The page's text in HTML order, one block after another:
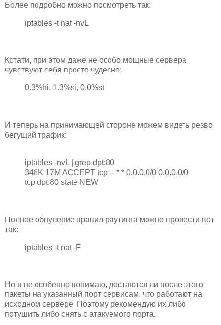
Более подробно можно посмотреть так:
iptables -t nat -nvL
Кстати, при этом даже не особо мощные сервера
чувствуют себя просто чудесно:
0.3%hi, 1.3%si, 0.0%st
И теперь на принимающей стороне можем видеть резво
бегущий трафик:
iptables -nvL | grep dpt:80
348K 17M ACCEPT tcp -- * * 0.0.0.0/0 0.0.0.0/0
tcp dpt:80 state NEW
Полное обнуление правил раутинга можно провести вот
так:
iptables -t nat -F
Но я не особенно понимаю, достаются ли после этого
пакеты на указанный порт сервисам, что работают на
исходном сервере. Поэтому рекомендую их либо
потушить либо снять с атакуемого порта.